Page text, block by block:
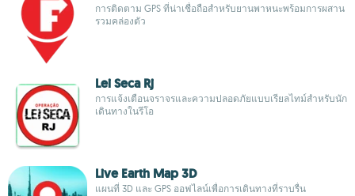
การติดตาม GPS ที่น่าเชื่อถือสำหรับยานพาหนะพร้อมการผสาน
รวมคล่องตัว
Lei Seca Rj
การแจ้งเตือนจราจรและความปลอดภัยแบบเรียลไทม์สำหรับนัก
เดินทางในรีโอ
Live Earth Map 3D
แผนที่ 3D และ GPS ออฟไลน์เพื่อการเดินทางที่ราบรื่น